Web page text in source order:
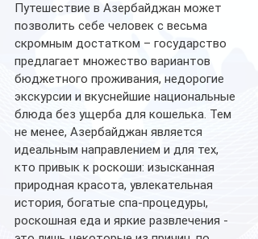
Путешествие в Азербайджан может
позволить себе человек с весьма
скромным достатком – государство
предлагает множество вариантов
бюджетного проживания, недорогие
экскурсии и вкуснейшие национальные
блюда без ущерба для кошелька. Тем
не менее, Азербайджан является
идеальным направлением и для тех,
кто привык к роскоши: изысканная
природная красота, увлекательная
история, богатые спа-процедуры,
роскошная еда и яркие развлечения -